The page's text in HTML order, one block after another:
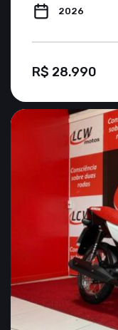
2026
R$ 28.990